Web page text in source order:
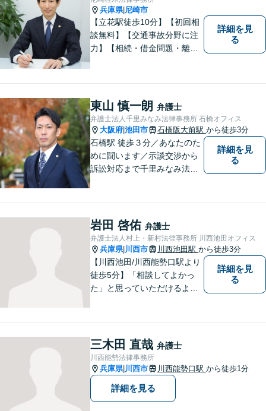
兵庫県| 尼崎市
【立花駅徒歩10分】【初回相
談無料】【交通事故分野に注
力】【相続・借金問題・離
くご説明し、依頼者様に寄り
添って解決を目指します。
詳細を見
る
東山 慎一朗 弁護士
弁護士法人千里みなみ法律事務所 石橋オフィス
大阪府 池田市 石橋阪大前駅 から徒歩3分
石橋駅 徒歩３分／あなたのた
めに闘います／示談交渉から
訴訟対応まで千里みなみ法律
詳細を見
る
岩田 啓佑 弁護士
弁護士法人村上・新村法律事務所 川西池田オフィス
兵庫県| 川西市 川西池田駅 から徒歩3分
【川西池田/川西能勢口駅より
徒歩5分】「相談してよかっ
た」と思っていただけるよう
ことなく私にご相談くださ
い。
詳細を見
る
三木田 直哉 弁護士
川西能勢法律事務所
兵庫県| 川西市 川西能勢口駅 から徒歩1分
詳細を見る